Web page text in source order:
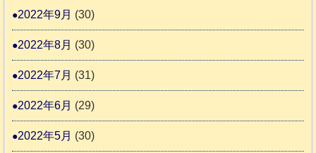
2022年9月 (30)
2022年8月 (30)
2022年7月 (31)
2022年6月 (29)
2022年5月 (30)